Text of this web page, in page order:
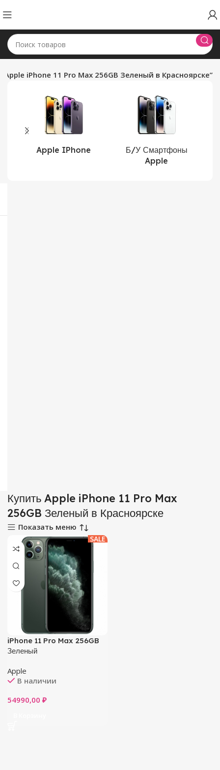
iPhone 11 Pro Max 256GB Зеленый в Красноярске”
Apple IPhone
Б/У Смартфоны
Apple
Купить Apple iPhone 11 Pro Max
256GB Зеленый в Красноярске
Показать меню
SALE
iPhone 11 Pro Max 256GB
Зеленый
Apple
В наличии
54990,00 ₽